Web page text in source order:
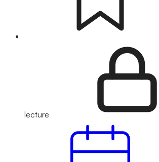
lecture